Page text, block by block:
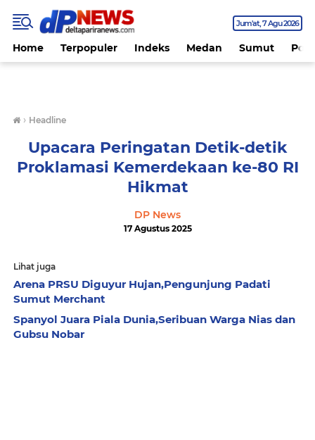
Jum'at 7 Agu 2026
Home Terpopuler Indeks Medan Sumut
› Headline
Upacara Peringatan Detik-detik
Proklamasi Kemerdekaan ke-80 RI
Hikmat
DP News
17 Agustus 2025
Lihat juga
Arena PRSU Diguyur Hujan,Pengunjung Padati
Sumut Merchant
Spanyol Juara Piala Dunia,Seribuan Warga Nias dan
Gubsu Nobar